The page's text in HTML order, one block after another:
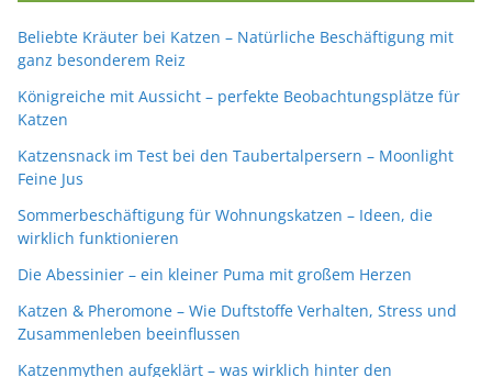
Beliebte Kräuter bei Katzen – Natürliche Beschäftigung mit
ganz besonderem Reiz
Königreiche mit Aussicht – perfekte Beobachtungsplätze für
Katzen
Katzensnack im Test bei den Taubertalpersern – Moonlight
Feine Jus
Sommerbeschäftigung für Wohnungskatzen – Ideen, die
wirklich funktionieren
Die Abessinier – ein kleiner Puma mit großem Herzen
Katzen & Pheromone – Wie Duftstoffe Verhalten, Stress und
Zusammenleben beeinflussen
Katzenmythen aufgeklärt – was wirklich hinter den